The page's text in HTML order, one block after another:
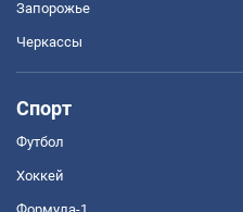
Запорожье
Черкассы
Спорт
Футбол
Хоккей